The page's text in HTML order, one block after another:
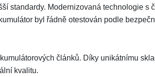
standardy. Modernizovaná technologie
byl řádně otestován podle
článků. Díky unikátnímu
kvalitu.